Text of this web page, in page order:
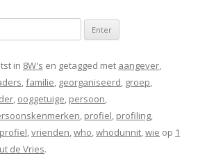
in 8W's en getagged met aangever,
,familie, georganiseerd, groep,
, ooggetuige, persoon,
, profiel, profiling,
,vrienden,who,whodunnit,wie op 1
de Vries.